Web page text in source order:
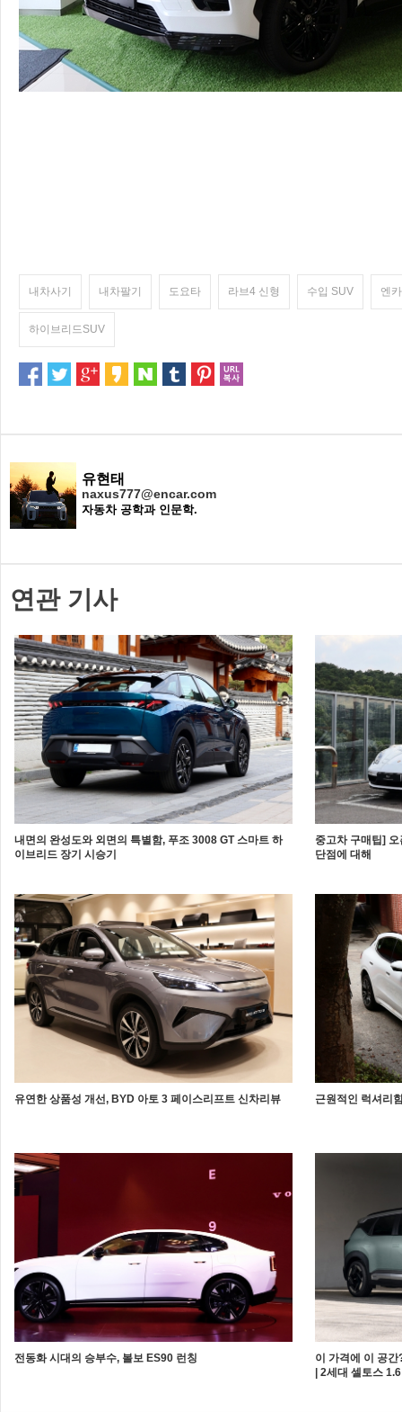
내차사기 내차팔기 도요타 라브4 신형 수입 SUV 엔
하이브리드SUV
유현태
naxus777@encar.com
자동차 공학과 인문학.
연관 기사
내면의 완성도와 외면의 특별함, 푸조 3008 GT 스마트 하
이브리드 장기 시승기
중고차 구매팁]
단점에 대해
유연한 상품성 개선, BYD 아토 3 페이스리프트 신차리뷰 근원적인 럭셔리
전동화 시대의 승부수, 볼보 ES90 런칭
이 가격에 이 공
| 2세대 셀토스